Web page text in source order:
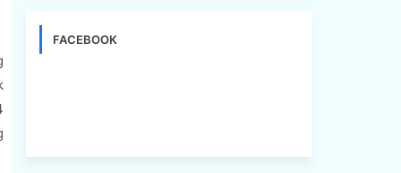
FACEBOOK